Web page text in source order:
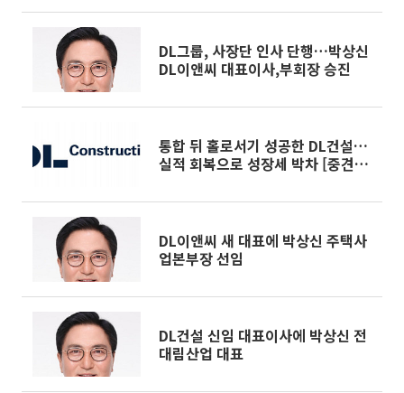
DL그룹, 사장단 인사 단행…박상신
DL이앤씨 대표이사,부회장 승진
통합 뒤 홀로서기 성공한 DL건설…
실적 회복으로 성장세 박차 [중견건
DL이앤씨 새 대표에 박상신 주택사
업본부장 선임
DL건설 신임 대표이사에 박상신 전
대림산업 대표